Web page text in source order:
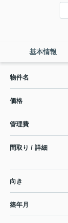
基本情報
物件名
価格
管理費
間取り / 詳細
向き
築年月